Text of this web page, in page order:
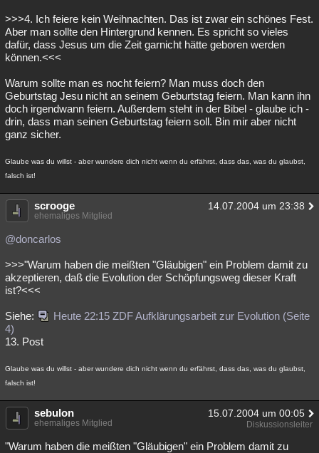
>>>4. Ich feiere kein Weihnachten. Das ist zwar ein schönes Fest.
Aber man sollte den Hintergrund kennen. Es spricht so vieles
dafür, dass Jesus um die Zeit garnicht hätte geboren werden
können.<<<
Warum sollte man es nocht feiern? Man muss doch den
Geburtstag Jesu nicht an seinem Geburtstag feiern. Man kann ihn
doch irgendwann feiern. Außerdem steht in der Bibel - glaube ich -
drin, dass man seinen Geburtstag feiern soll. Bin mir aber nicht
ganz sicher.
Glaube was du willst - aber wundere dich nicht wenn du erfährst, dass das, was du glaubst,
falsch ist!
scrooge 14.07.2004 um 23:38
ehemaliges Mitglied
@doncarlos
>>>"Warum haben die meißten "Gläubigen" ein Problem damit zu
akzeptieren, daß die Evolution der Schöpfungsweg dieser Kraft
ist?<<<
Siehe:
Heute 22:15 ZDF Aufklärungsarbeit zur Evolution (Seite
4)
13. Post
Glaube was du willst - aber wundere dich nicht wenn du erfährst, dass das, was du glaubst,
falsch ist!
sebulon 15.07.2004 um 00:05
ehemaliges Mitglied Diskussionsleiter
"Warum haben die meißten "Gläubigen" ein Problem damit zu